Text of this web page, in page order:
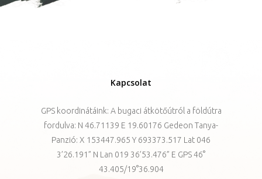
Kapcsolat
GPS koordinátáink: A bugaci átkötőútról a földútra
fordulva: N 46.71139 E 19.60176 Gedeon Tanya-
Panzió: X 153447.965 Y 693373.517 Lat 046
3’26.191” N Lan 019 36’53.476” E GPS 46°
43.405/19°36.904